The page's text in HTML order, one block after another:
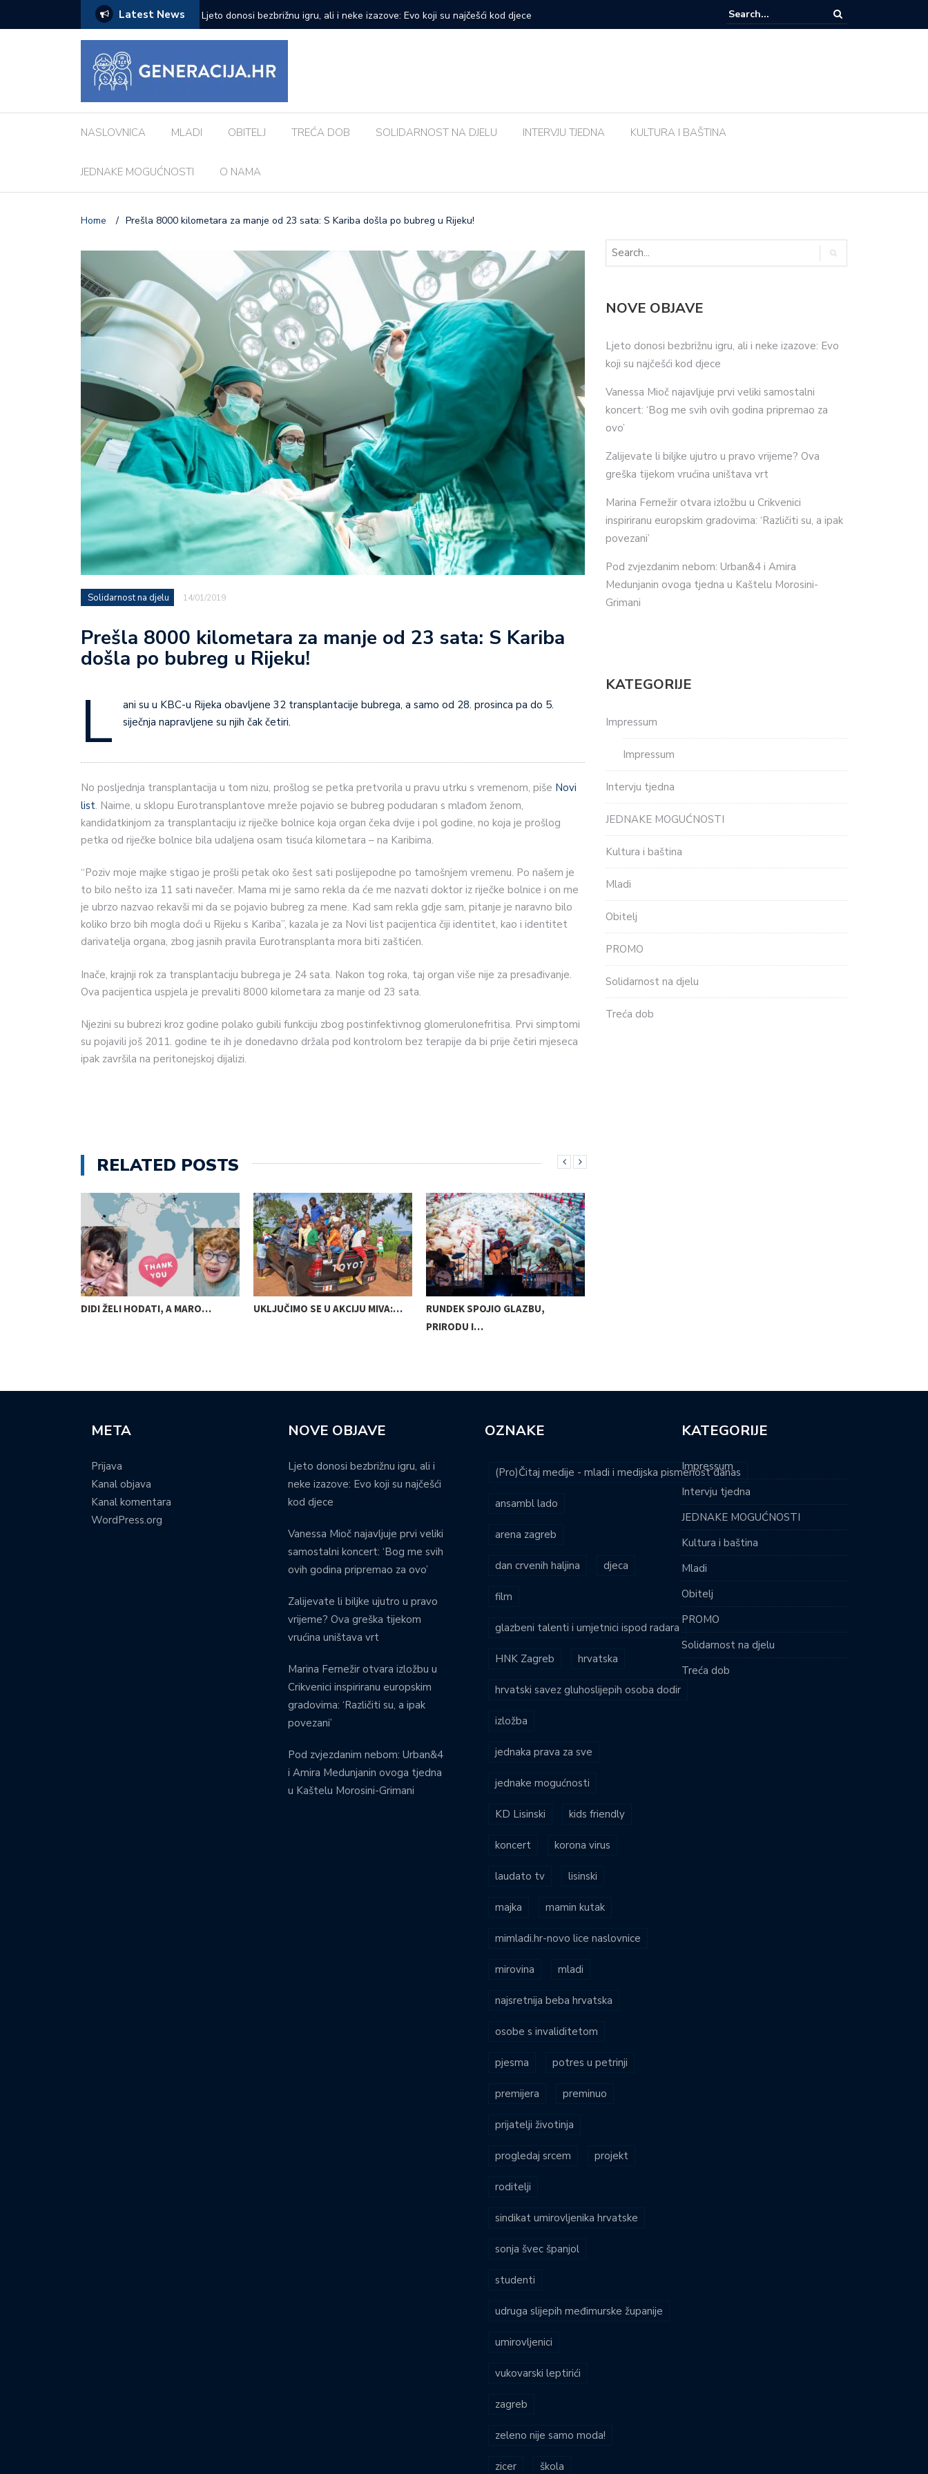
Latest News
Evo koji su najčešći kod djece
Vanessa Mioč najavljuje prvi veliki samostalni koncert: ‘Bog me svih ovih godina
pripremao za ovo’
Zalijevate li biljke ujutro u pravo vrijeme? Ova greška tijekom vrućina uništava
NASLOVNICA MLADI OBITELJ TREĆA DOB SOLIDARNOST NA DJELU INTERVJU TJEDNA KULTURA I BAŠTINA
JEDNAKE MOGUĆNOSTI O NAMA
Home / Prešla 8000 kilometara za manje od 23 sata: S Kariba došla po bubreg u Rijeku!
Solidarnost na djelu 14/01/2019
Prešla 8000 kilometara za manje od 23 sata: S Kariba
došla po bubreg u Rijeku!
L
ani su u KBC-u Rijeka obavljene 32 transplantacije bubrega, a samo od 28. prosinca pa do 5.
siječnja napravljene su njih čak četiri.
No posljednja transplantacija u tom nizu, prošlog se petka pretvorila u pravu utrku s vremenom, piše Novi
list. Naime, u sklopu Eurotransplantove mreže pojavio se bubreg podudaran s mlađom ženom,
kandidatkinjom za transplantaciju iz riječke bolnice koja organ čeka dvije i pol godine, no koja je prošlog
petka od riječke bolnice bila udaljena osam tisuća kilometara – na Karibima.
“Poziv moje majke stigao je prošli petak oko šest sati poslijepodne po tamošnjem vremenu. Po našem je
to bilo nešto iza 11 sati navečer. Mama mi je samo rekla da će me nazvati doktor iz riječke bolnice i on me
je ubrzo nazvao rekavši mi da se pojavio bubreg za mene. Kad sam rekla gdje sam, pitanje je naravno bilo
koliko brzo bih mogla doći u Rijeku s Kariba”, kazala je za Novi list pacijentica čiji identitet, kao i identitet
darivatelja organa, zbog jasnih pravila Eurotransplanta mora biti zaštićen.
Inače, krajnji rok za transplantaciju bubrega je 24 sata. Nakon tog roka, taj organ više nije za presađivanje.
Ova pacijentica uspjela je prevaliti 8000 kilometara za manje od 23 sata.
Njezini su bubrezi kroz godine polako gubili funkciju zbog postinfektivnog glomerulonefritisa. Prvi simptomi
su pojavili još 2011. godine te ih je donedavno držala pod kontrolom bez terapije da bi prije četiri mjeseca
ipak završila na peritonejskoj dijalizi.
RELATED POSTS
DIDI ŽELI HODATI, A MARO… UKLJUČIMO SE U AKCIJU MIVA:…
RUNDEK SPOJIO GLAZBU,
PRIRODU I…
NOVE OBJAVE
Ljeto donosi bezbrižnu igru, ali i neke izazove: Evo
koji su najčešći kod djece
Vanessa Mioč najavljuje prvi veliki samostalni
koncert: ‘Bog me svih ovih godina pripremao za
ovo’
Zalijevate li biljke ujutro u pravo vrijeme? Ova
greška tijekom vrućina uništava vrt
Marina Fernežir otvara izložbu u Crikvenici
inspiriranu europskim gradovima: ‘Različiti su, a ipak
povezani’
Pod zvjezdanim nebom: Urban&4 i Amira
Medunjanin ovoga tjedna u Kaštelu Morosini-
Grimani
KATEGORIJE
Impressum
Impressum
Intervju tjedna
JEDNAKE MOGUĆNOSTI
Kultura i baština
Mladi
Obitelj
PROMO
Solidarnost na djelu
Treća dob
META
Prijava
Kanal objava
Kanal komentara
WordPress.org
NOVE OBJAVE
Ljeto donosi bezbrižnu igru, ali i
neke izazove: Evo koji su najčešći
kod djece
Vanessa Mioč najavljuje prvi veliki
samostalni koncert: ‘Bog me svih
ovih godina pripremao za ovo’
Zalijevate li biljke ujutro u pravo
vrijeme? Ova greška tijekom
vrućina uništava vrt
Marina Fernežir otvara izložbu u
Crikvenici inspiriranu europskim
gradovima: ‘Različiti su, a ipak
povezani’
Pod zvjezdanim nebom: Urban&4
i Amira Medunjanin ovoga tjedna
u Kaštelu Morosini-Grimani
OZNAKE
(Pro)Čitaj medije - mladi i medijska pismenost danas
ansambl lado
arena zagreb
dan crvenih haljina djeca
film
glazbeni talenti i umjetnici ispod radara
HNK Zagreb hrvatska
hrvatski savez gluhoslijepih osoba dodir
izložba
jednaka prava za sve
jednake mogućnosti
KD Lisinski kids friendly
koncert korona virus
laudato tv lisinski
majka mamin kutak
mimladi.hr-novo lice naslovnice
mirovina mladi
najsretnija beba hrvatska
osobe s invaliditetom
pjesma potres u petrinji
premijera preminuo
prijatelji životinja
progledaj srcem projekt
roditelji
sindikat umirovljenika hrvatske
sonja švec španjol
studenti
udruga slijepih međimurske županije
umirovljenici
vukovarski leptirići
zagreb
zeleno nije samo moda!
zicer škola
KATEGORIJE
Impressum
Intervju tjedna
JEDNAKE MOGUĆNOSTI
Kultura i baština
Mladi
Obitelj
PROMO
Solidarnost na djelu
Treća dob